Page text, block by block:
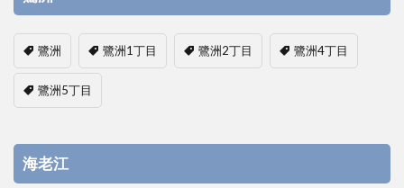
鷺洲 鷺洲1丁目 鷺洲2丁目 鷺洲4丁目
鷺洲5丁目
海老江